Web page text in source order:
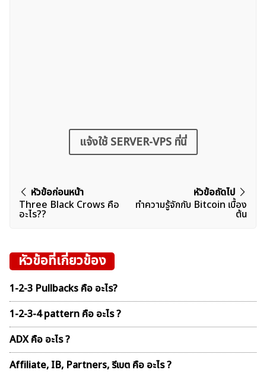
แจ้งใช้ SERVER-VPS ที่นี่
แนะแนว
เรื่อง
หัวข้อก่อนหน้า
Three Black Crows คือ
อะไร??
หัวข้อถัดไป
ทำความรู้จักกับ Bitcoin เบื้อง
ต้น
หัวข้อที่เกี่ยวข้อง
1-2-3 Pullbacks คือ อะไร?
1-2-3-4 pattern คือ อะไร ?
ADX คือ อะไร ?
Affiliate, IB, Partners, รีเบต คือ อะไร ?